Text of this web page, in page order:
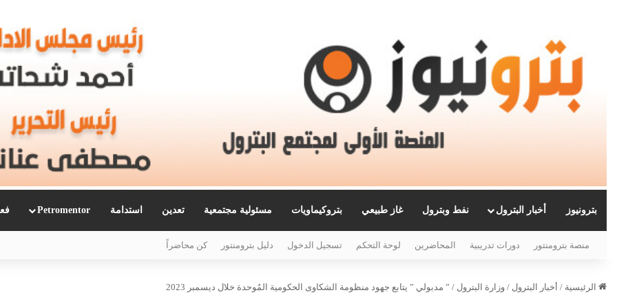
بترونيوز أخبار البترول نفط وبترول غاز طبيعي بتروكيماويات مسئولية مجتمعية تعدين استدامة Petromentor
منصة بترومنتور دورات تدريبية المحاضرين لوحة التحكم تسجيل الدخول دليل بترومنتور كن محاضراً
الرئيسية / أخبار البترول / وزارة البترول / ” مدبولي ” يتابع جهود منظومة الشكاوى الحكومية المُوحدة خلال ديسمبر 2023